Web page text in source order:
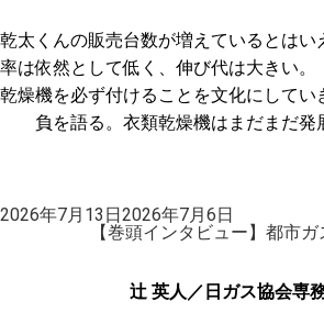
乾太くんの販売台数が増えているとはい
率は依然として低く、伸び代は大きい。
乾燥機を必ず付けることを文化にしてい
負を語る。衣類乾燥機はまだまだ発
投
2026年7月13日2026年7月6日
【巻頭インタビュー】都市
辻󠄀 英人／日ガス協会専